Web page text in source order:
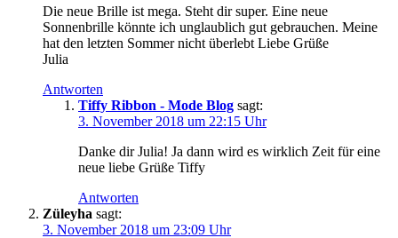
Die neue Brille ist mega. Steht dir super. Eine neue
Sonnenbrille könnte ich unglaublich gut gebrauchen. Meine
hat den letzten Sommer nicht überlebt Liebe Grüße
Julia
Antworten
Tiffy Ribbon - Mode Blog sagt:
3. November 2018 um 22:15 Uhr
Danke dir Julia! Ja dann wird es wirklich Zeit für eine
neue liebe Grüße Tiffy
Antworten
Züleyha sagt:
3. November 2018 um 23:09 Uhr